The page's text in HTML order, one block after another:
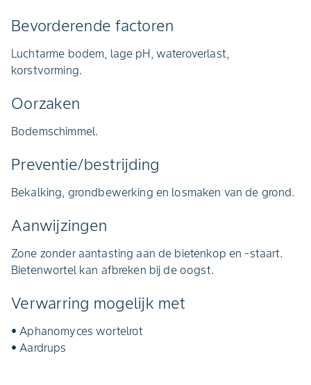
Bevorderende factoren
Luchtarme bodem, lage pH, wateroverlast,
korstvorming.
Oorzaken
Bodemschimmel.
Preventie/bestrijding
Bekalking, grondbewerking en losmaken van de grond.
Aanwijzingen
Zone zonder aantasting aan de bietenkop en -staart.
Bietenwortel kan afbreken bij de oogst.
Verwarring mogelijk met
• Aphanomyces wortelrot
• Aardrups